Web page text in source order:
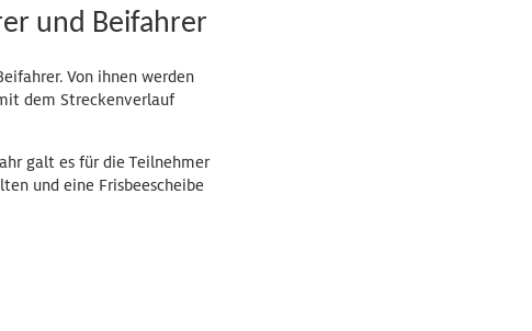
und Beifahrer
Von ihnen werden
dem Streckenverlauf
galt es für die Teilnehmer
und eine Frisbeescheibe